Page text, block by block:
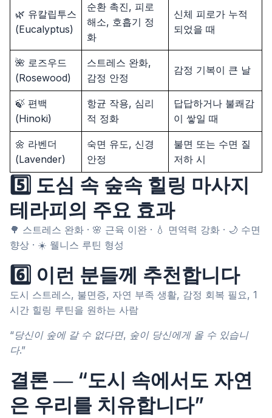
🌿 유칼립투스
(Eucalyptus)
순환 촉진, 피로
해소, 호흡기 정
화
신체 피로가 누적
되었을 때
🌺 로즈우드
(Rosewood)
스트레스 완화,
감정 안정
감정 기복이 큰 날
🍃 편백
(Hinoki)
항균 작용, 심리
적 정화
답답하거나 불쾌감
이 쌓일 때
🌼 라벤더
(Lavender)
숙면 유도, 신경
안정
불면 또는 수면 질
저하 시
5️⃣ 도심 속 숲속 힐링 마사지
테라피의 주요 효과
🌳 스트레스 완화 · 🌸 근육 이완 · 💧 면역력 강화 · 🌙 수면
향상 · ☀️ 웰니스 루틴 형성
6️⃣ 이런 분들께 추천합니다
도시 스트레스, 불면증, 자연 부족 생활, 감정 회복 필요, 1
시간 힐링 루틴을 원하는 사람
“당신이 숲에 갈 수 없다면, 숲이 당신에게 올 수 있습니
다.”
결론 ― “도시 속에서도 자연
은 우리를 치유합니다”